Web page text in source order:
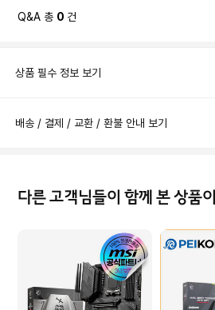
Q&A 총 0 건
상품 필수 정보 보기
배송 / 결제 / 교환 / 환불 안내 보기
다른 고객님들이 함께 본 상품